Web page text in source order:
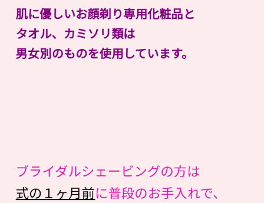
肌に優しいお顔剃り専用化粧品と
タオル、カミソリ類は
男女別のものを使用しています。
ブライダルシェービングの方は
式の１ヶ月前に普段のお手入れで、